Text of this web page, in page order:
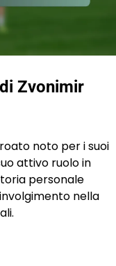
Zvonimir
noto per i suoi
attivo ruolo in
personale
nella